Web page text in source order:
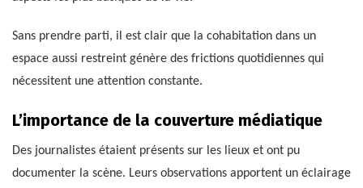
Sans prendre parti, il est clair que la cohabitation dans un
espace aussi restreint génère des frictions quotidiennes qui
nécessitent une attention constante.
L’importance de la couverture médiatique
Des journalistes étaient présents sur les lieux et ont pu
documenter la scène. Leurs observations apportent un éclairage